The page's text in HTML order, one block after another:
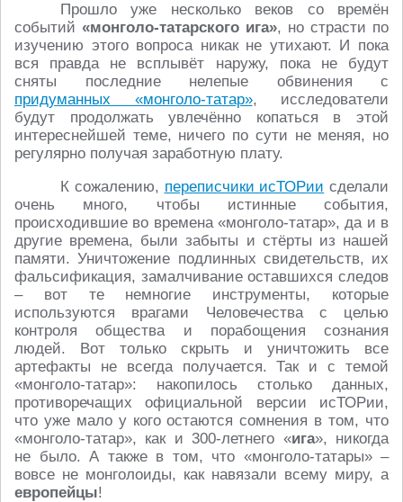
Прошло уже несколько веков со времён
событий «монголо-татарского ига», но страсти по
изучению этого вопроса никак не утихают. И пока
вся правда не всплывёт наружу, пока не будут
сняты последние нелепые обвинения с
придуманных «монголо-татар», исследователи
будут продолжать увлечённо копаться в этой
интереснейшей теме, ничего по сути не меняя, но
регулярно получая заработную плату.
К сожалению, переписчики исТОРии сделали
очень много, чтобы истинные события,
происходившие во времена «монголо-татар», да и в
другие времена, были забыты и стёрты из нашей
памяти. Уничтожение подлинных свидетельств, их
фальсификация, замалчивание оставшихся следов
– вот те немногие инструменты, которые
используются врагами Человечества с целью
контроля общества и порабощения сознания
людей. Вот только скрыть и уничтожить все
артефакты не всегда получается. Так и с темой
«монголо-татар»: накопилось столько данных,
противоречащих официальной версии исТОРии,
что уже мало у кого остаются сомнения в том, что
«монголо-татар», как и 300-летнего «ига», никогда
не было. А также в том, что «монголо-татары» –
вовсе не монголоиды, как навязали всему миру, а
европейцы!